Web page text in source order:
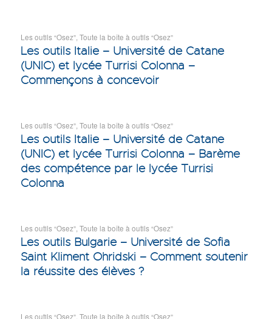
Les outils “Osez”, Toute la boîte à outils “Osez”
Les outils Italie – Université de Catane
(UNIC) et lycée Turrisi Colonna –
Commençons à concevoir
Les outils “Osez”, Toute la boîte à outils “Osez”
Les outils Italie – Université de Catane
(UNIC) et lycée Turrisi Colonna – Barème
des compétence par le lycée Turrisi
Colonna
Les outils “Osez”, Toute la boîte à outils “Osez”
Les outils Bulgarie – Université de Sofia
Saint Kliment Ohridski – Comment soutenir
la réussite des élèves ?
Les outils “Osez”, Toute la boîte à outils “Osez”